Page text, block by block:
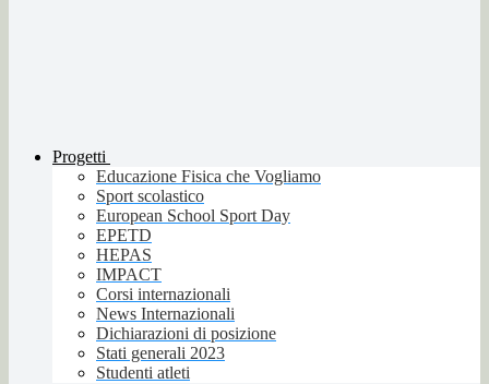
Progetti
Educazione Fisica che Vogliamo
Sport scolastico
European School Sport Day
EPETD
HEPAS
IMPACT
Corsi internazionali
News Internazionali
Dichiarazioni di posizione
Stati generali 2023
Studenti atleti